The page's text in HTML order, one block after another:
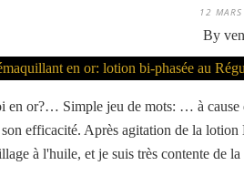
12
By
en or?… Simple jeu de mots: … à
efficacité. Après agitation de la
à l'huile, et je suis très contente de